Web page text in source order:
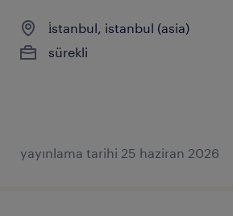
i̇stanbul, istanbul (asia)
sürekli
yayınlama tarihi 25 haziran 2026